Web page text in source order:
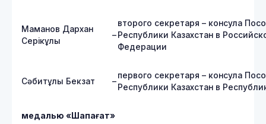
Маманов Дархан
Серікұлы
–
второго секретаря – консула
Республики Казахстан в
Федерации
Сәбитұлы Бекзат –
первого секретаря – консула
Республики Казахстан в
медалью «Шапағат»